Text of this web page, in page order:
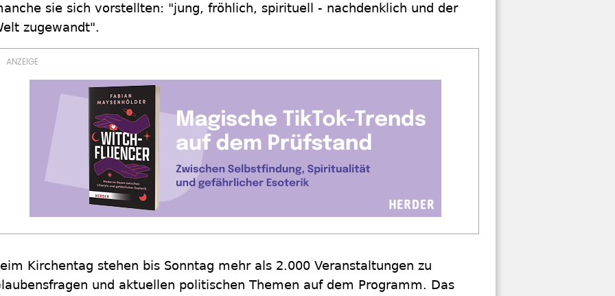
sie sich vorstellten: "jung, fröhlich, spirituell - nachdenklich und der
zugewandt".
Kirchentag stehen bis Sonntag mehr als 2.000 Veranstaltungen zu
und aktuellen politischen Themen auf dem Programm. Das